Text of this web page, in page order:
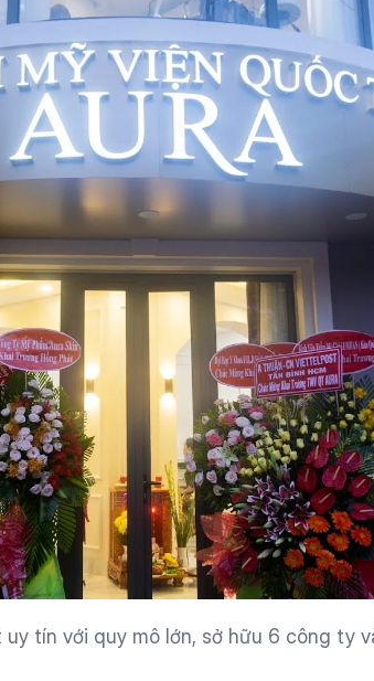
tín với quy mô lớn, sở hữu 6 công ty